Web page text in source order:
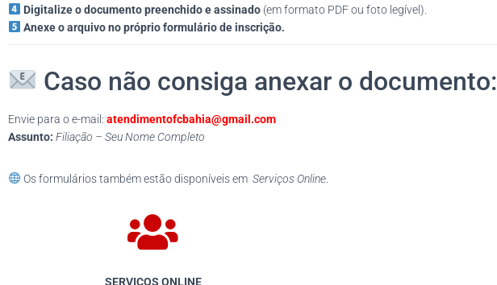
Digitalize o documento preenchido e assinado(em formato PDF ou foto legível).
Anexe o arquivo no próprio formulário de inscrição.
Caso não consiga anexar o documento:
Envie para o e-mail: atendimentofcbahia@gmail.com
Assunto: Filiação – Seu Nome Completo
Os formulários também estão disponíveis em Serviços Online.
SERVIÇOS ONLINE